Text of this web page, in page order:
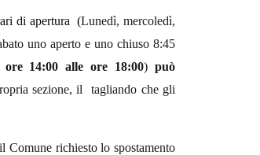
di apertura (Lunedì, mercoledì,
uno aperto e uno chiuso 8:45
14:00 alle ore 18:00) può
sezione, il tagliando che gli
Comune richiesto lo spostamento